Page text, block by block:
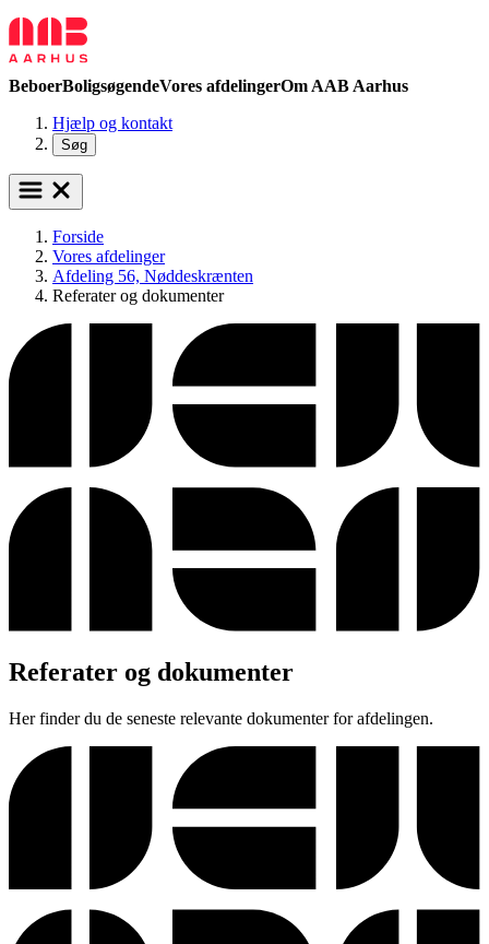
BeboerBoligsøgendeVores afdelingerOm AAB Aarhus
Hjælp og kontakt
Søg
Forside
Vores afdelinger
Afdeling 56, Nøddeskrænten
Referater og dokumenter
Referater og dokumenter
Her finder du de seneste relevante dokumenter for afdelingen.